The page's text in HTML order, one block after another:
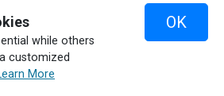
787-756-6168
mail@puertoricosuppliers.com
Terms & Conditions
while others
customized
More
OK